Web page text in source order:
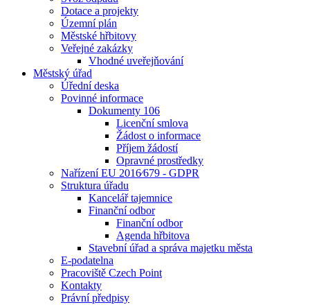
Dotace a projekty
Územní plán
Městské hřbitovy
Veřejné zakázky
Vhodné uveřejňování
Městský úřad
Úřední deska
Povinné informace
Dokumenty 106
Licenční smlova
Žádost o informace
Příjem žádostí
Opravné prostředky
Nařízení EU 2016⁄679 - GDPR
Struktura úřadu
Kancelář tajemnice
Finanční odbor
Finanční odbor
Agenda hřbitova
Stavební úřad a správa majetku města
E-podatelna
Pracoviště Czech Point
Kontakty
Právní předpisy